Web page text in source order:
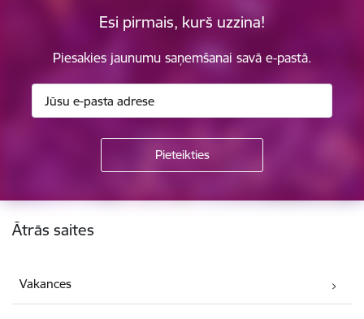
Esi pirmais, kurš uzzina!
Piesakies jaunumu saņemšanai savā e-pastā.
Kājene
Ātrās saites
Vakances